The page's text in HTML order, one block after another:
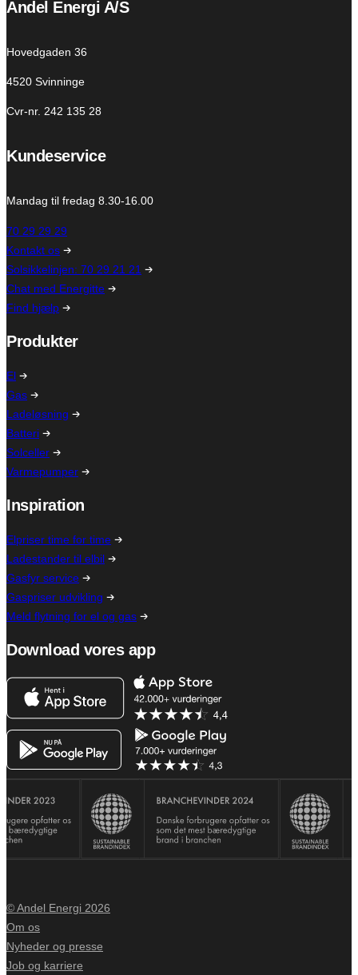
Andel Energi A/S
Hovedgaden 36
4520 Svinninge
Cvr-nr. 242 135 28
Kundeservice
Mandag til fredag 8.30-16.00
70 29 29 29
Kontakt os
Solsikkelinjen: 70 29 21 21
Chat med Energitte
Find hjælp
Produkter
El
Gas
Ladeløsning
Batteri
Solceller
Varmepumper
Inspiration
Elpriser time for time
Ladestander til elbil
Gasfyr service
Gaspriser udvikling
Meld flytning for el og gas
Download vores app
© Andel Energi 2026
Om os
Nyheder og presse
Job og karriere